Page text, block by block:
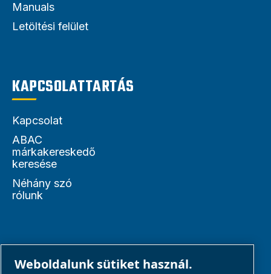
Manuals
Letöltési felület
KAPCSOLATTARTÁS
Kapcsolat
ABAC
márkakereskedő
keresése
Néhány szó
rólunk
PARTNEREK
Weboldalunk sütiket használ.